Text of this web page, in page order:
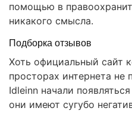
помощью в
никакого смысла.
Подборка отзывов
Хоть официальный сайт
просторах интернета не
Idleinn начали
они имеют сугубо